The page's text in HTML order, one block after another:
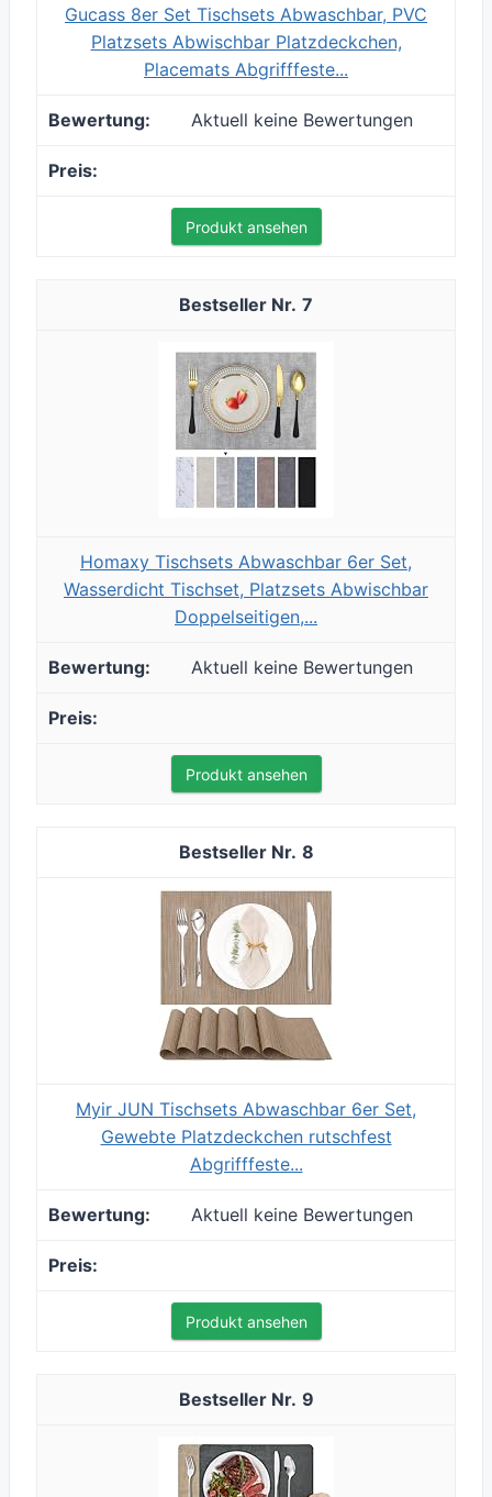
Gucass 8er Set Tischsets Abwaschbar, PVC
Platzsets Abwischbar Platzdeckchen,
Placemats Abgrifffeste...
Aktuell keine Bewertungen
Produkt ansehen
7
Homaxy Tischsets Abwaschbar 6er Set,
Wasserdicht Tischset, Platzsets Abwischbar
Doppelseitigen,...
Aktuell keine Bewertungen
Produkt ansehen
8
Myir JUN Tischsets Abwaschbar 6er Set,
Gewebte Platzdeckchen rutschfest
Abgrifffeste...
Aktuell keine Bewertungen
Produkt ansehen
9